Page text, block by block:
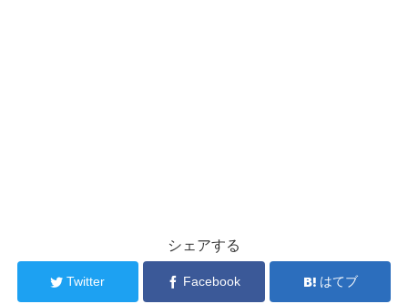
シェアする
Twitter Facebook はてブ